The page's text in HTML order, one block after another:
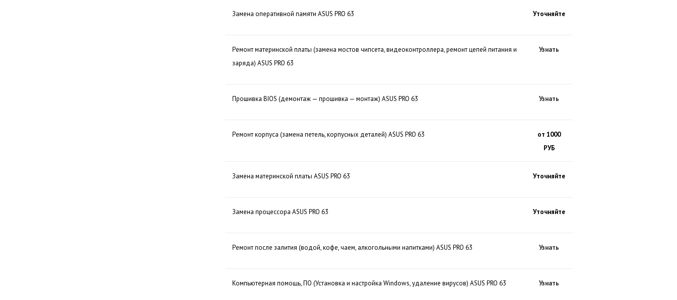
Замена оперативной памяти ASUS PRO 63 Уточняйте
Ремонт материнской платы (замена мостов чипсета, видеоконтроллера, ремонт цепей питания и
заряда) ASUS PRO 63
Узнать
Прошивка BIOS (демонтаж — прошивка — монтаж) ASUS PRO 63 Узнать
Ремонт корпуса (замена петель, корпусных деталей) ASUS PRO 63
от 1000
РУБ
Замена материнской платы ASUS PRO 63 Уточняйте
Замена процессора ASUS PRO 63 Уточняйте
Ремонт после залития (водой, кофе, чаем, алкогольными напитками) ASUS PRO 63 Узнать
Компьютерная помощь, ПО (Установка и настройка Windows, удаление вирусов) ASUS PRO 63 Узнать